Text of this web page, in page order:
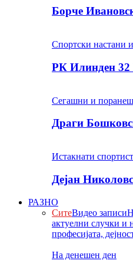
Борче
Спортски настани
РК Илинден
Сегашни и
Драги
Истакнати
Дејан
РАЗНО
СитеВидео записи
актуелни случки и
професијата,
На денешен ден